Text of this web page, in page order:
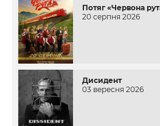
Потяг «Червона
20 серпня 2026
Дисидент
03 вересня 2026